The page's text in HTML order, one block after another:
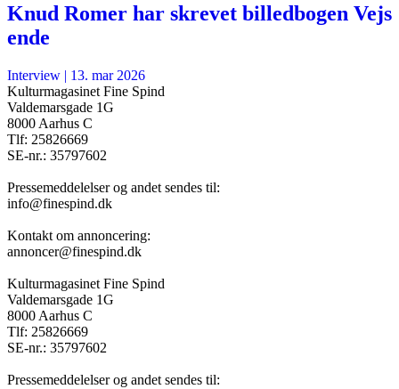
Knud Romer har skrevet billedbogen Vejs
ende
Interview | 13. mar 2026
Kulturmagasinet Fine Spind
Valdemarsgade 1G
8000 Aarhus C
Tlf: 25826669
SE-nr.: 35797602
Pressemeddelelser og andet sendes til:
info@finespind.dk
Kontakt om annoncering:
annoncer@finespind.dk
Kulturmagasinet Fine Spind
Valdemarsgade 1G
8000 Aarhus C
Tlf: 25826669
SE-nr.: 35797602
Pressemeddelelser og andet sendes til: